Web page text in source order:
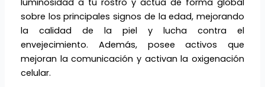
luminosidad a tu rostro y actúa de forma global
sobre los principales signos de la edad, mejorando
la calidad de la piel y lucha contra el
envejecimiento. Además, posee activos que
mejoran la comunicación y activan la oxigenación
celular.